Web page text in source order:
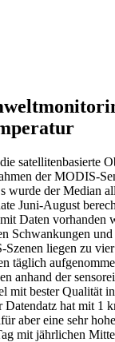
satellitenbasierte
der MODIS-
wurde der Median
Juni-August
Daten vorhanden
Schwankungen und
liegen zu vier
täglich
anhand der
mit bester Qualität
Datendatz hat mit 1
aber eine sehr
mit jährlichen